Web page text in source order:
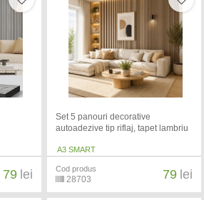
79 lei
Set 5 panouri decorative
autoadezive tip riflaj, tapet lambriu
A3 SMART
Cod produs
28703 79 lei